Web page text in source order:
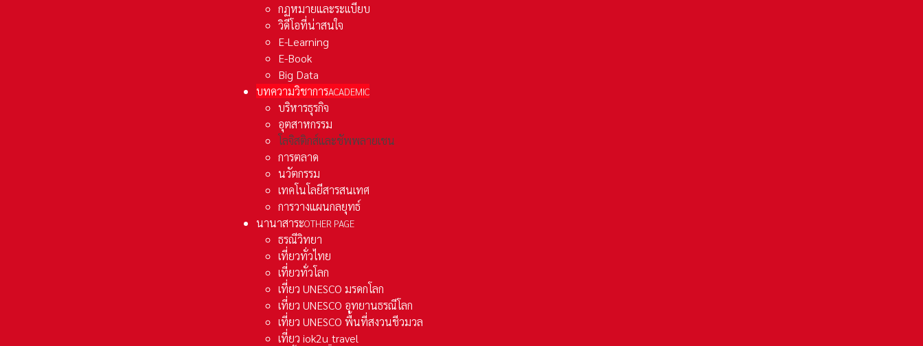
กฏหมายและระเเบียบ
วิดีโอที่น่าสนใจ
E-Learning
E-Book
Big Data
บทความวิชาการACADEMIC
บริหารธุรกิจ
อุตสาหกรรม
โลจิสติกส์และชัพพลายเชน
การตลาด
นวัตกรรม
เทคโนโลยีสารสนเทศ
การวางแผนกลยุทธ์
นานาสาระOTHER PAGE
ธรณีวิทยา
เที่ยวทั่วไทย
เที่ยวทั่วโลก
เที่ยว UNESCO มรดกโลก
เที่ยว UNESCO อุทยานธรณีโลก
เที่ยว UNESCO พื้นที่สงวนชีวมวล
เที่ยว iok2u_travel